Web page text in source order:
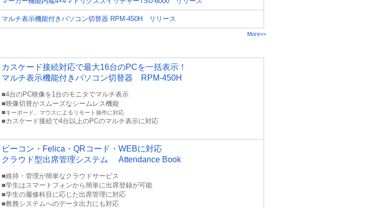
マルチ表示機能付きパソコン切替器 RPM-450H リリース
More>>
カスケード接続対応で最大16台のPCを一括表示！
マルチ表示機能付きパソコン切替器 RPM-450H
■4台のPC映像を1台のモニタでマルチ表示
■映像切替がスムーズなシームレス機能
■キーボード、マウスによるリモート操作に対応
■カスケード接続で4台以上のPCのマルチ表示に対応
ビーコン・Felica・QRコード・WEBに対応
クラウド型出席管理システム Attendance Book
■維持・管理が簡単なクラウドサービス
■学生はスマートフォンから簡単に出席登録が可能
■学生の履修科目に応じた出席管理に対応
■教務システムへのデータ出力にも対応